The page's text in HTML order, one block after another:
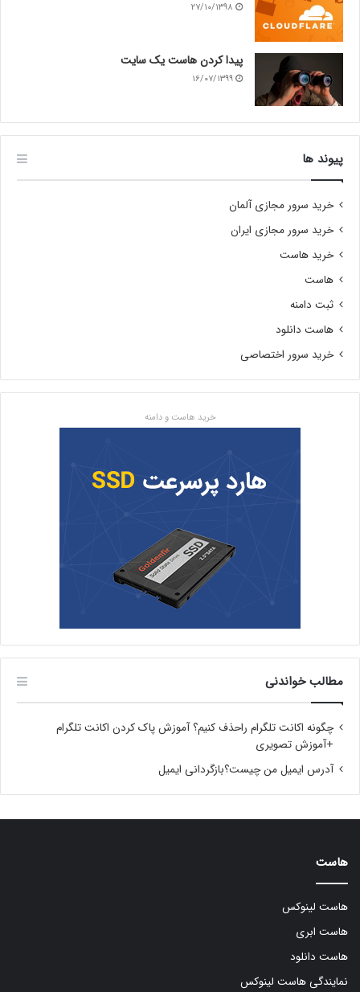
۲۷/۱۰/۱۳۹۸
پیدا کردن هاست یک سایت
۱۶/۰۷/۱۳۹۹
پیوند ها
خرید سرور مجازی آلمان
خرید سرور مجازی ایران
خرید هاست
هاست
ثبت دامنه
هاست دانلود
خرید سرور اختصاصی
خرید هاست و دامنه
مطالب خواندنی
چگونه اکانت تلگرام راحذف کنیم؟ آموزش پاک کردن اکانت تلگرام
+آموزش تصویری
آدرس ایمیل من چیست؟بازگردانی ایمیل
هاست
هاست لینوکس
هاست ابری
هاست دانلود
نمایندگی هاست لینوکس